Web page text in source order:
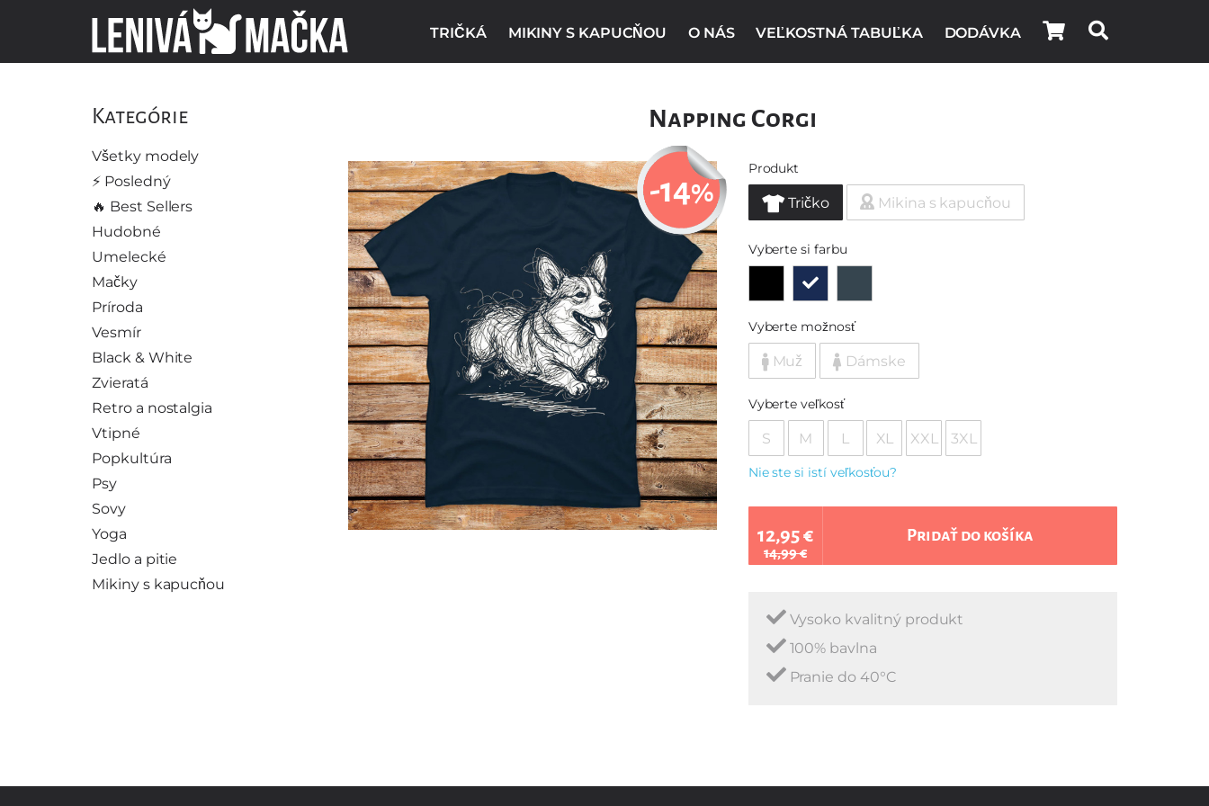
TRIČKÁ MIKINY S KAPUCŇOU O NÁS VEĽKOSTNÁ TABUĽKA DODÁVKA
Kategórie
Všetky modely
⚡️ Posledný
🔥 Best Sellers
Hudobné
Umelecké
Mačky
Príroda
Vesmír
Black & White
Zvieratá
Retro a nostalgia
Vtipné
Popkultúra
Psy
Sovy
Yoga
Jedlo a pitie
Mikiny s kapucňou
Napping Corgi
-14%
Produkt
Tričko Mikina s kapucňou
Vyberte si farbu
Vyberte možnosť
Muž Dámske
Vyberte veľkosť
S M L XL XXL 3XL
Nie ste si istí veľkosťou?
12,95 €
14,99 €
Pridať do košíka
Vysoko kvalitný produkt
100% bavlna
Pranie do 40°C